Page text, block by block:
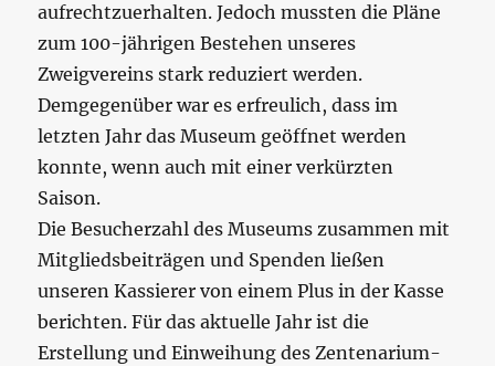
aufrechtzuerhalten. Jedoch mussten die Pläne
zum 100-jährigen Bestehen unseres
Zweigvereins stark reduziert werden.
Demgegenüber war es erfreulich, dass im
letzten Jahr das Museum geöffnet werden
konnte, wenn auch mit einer verkürzten
Saison.
Die Besucherzahl des Museums zusammen mit
Mitgliedsbeiträgen und Spenden ließen
unseren Kassierer von einem Plus in der Kasse
berichten. Für das aktuelle Jahr ist die
Erstellung und Einweihung des Zentenarium-